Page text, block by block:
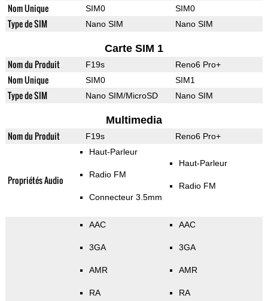
Nom Unique SIM0 SIM0
Type de SIM Nano SIM Nano SIM
Carte SIM 1
Nom du Produit F19s Reno6 Pro+
Nom Unique SIM0 SIM1
Type de SIM Nano SIM/MicroSD Nano SIM
Multimedia
Nom du Produit F19s Reno6 Pro+
Propriétés Audio
Haut-Parleur
Radio FM
Connecteur 3.5mm
Haut-Parleur
Radio FM
AAC
3GA
AMR
RA
AAC
3GA
AMR
RA